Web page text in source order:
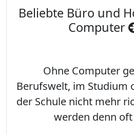
Beliebte Büro und
Computer
Ohne Computer
Berufswelt, im Studium
der Schule nicht mehr
werden denn